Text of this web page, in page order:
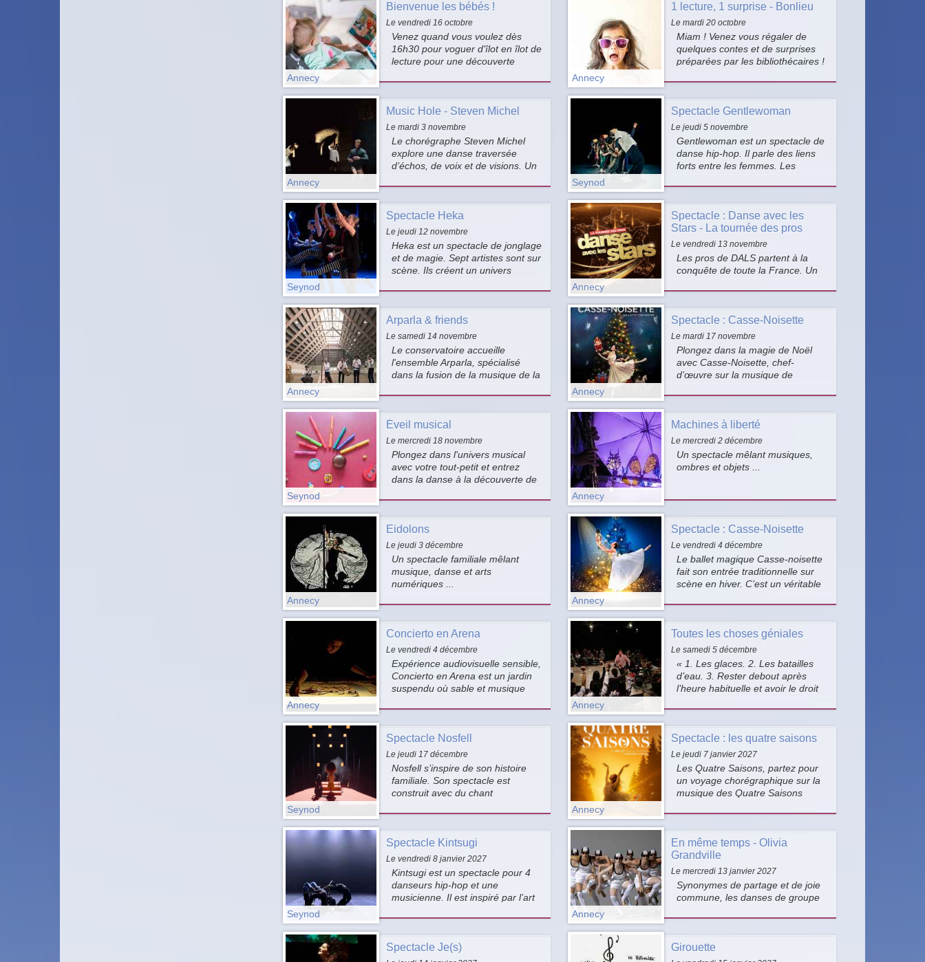
libertés individuelles, organisent
un bal explosif.
Annecy
Bienvenue les bébés !
Le vendredi 16 octobre
Venez quand vous voulez dès
16h30 pour voguer d'îlot en îlot de
lecture pour une découverte
à vivre à 2, parent/enfant.
Annecy
1 lecture, 1 surprise - Bonlieu
Le mardi 20 octobre
Miam ! Venez vous régaler de
quelques contes et de surprises
préparées par les bibliothécaires !
parents) à partir de 4 ans.
Annecy
Music Hole - Steven Michel
Le mardi 3 novembre
Le chorégraphe Steven Michel
explore une danse traversée
d’échos, de voix et de visions. Un
dans notre psyché et nos
croyances, subtilement mâtiné
d’espièglerie et de références au
cinéma fantastique.
Seynod
Spectacle Gentlewoman
Le jeudi 5 novembre
Gentlewoman est un spectacle de
danse hip-hop. Il parle des liens
forts entre les femmes. Les
deux ou en groupe.
Seynod
Spectacle Heka
Le jeudi 12 novembre
Heka est un spectacle de jonglage
et de magie. Sept artistes sont sur
scène. Ils créent un univers
Annecy
Spectacle : Danse avec les
Stars - La tournée des pros
Le vendredi 13 novembre
Les pros de DALS partent à la
conquête de toute la France. Un
qui vous embarque dans leur
univers comme jamais vous ne
l’avez vécu.
Annecy
Arparla & friends
Le samedi 14 novembre
Le conservatoire accueille
l'ensemble Arparla, spécialisé
dans la fusion de la musique de la
l'improvisation.
Annecy
Spectacle : Casse-Noisette
Le mardi 17 novembre
Plongez dans la magie de Noël
avec Casse-Noisette, chef-
d’œuvre sur la musique de
d’après la chorégraphie d’Ivanov
interprétée par le Paris Ballet
Theater.
Seynod
Éveil musical
Le mercredi 18 novembre
Plongez dans l'univers musical
avec votre tout-petit et entrez
dans la danse à la découverte de
sonores en tous genres !
Annecy
Machines à liberté
Le mercredi 2 décembre
Un spectacle mêlant musiques,
ombres et objets ...
Annecy
Eidolons
Le jeudi 3 décembre
Un spectacle familiale mêlant
musique, danse et arts
numériques ...
Annecy
Spectacle : Casse-Noisette
Le vendredi 4 décembre
Le ballet magique Casse-noisette
fait son entrée traditionnelle sur
scène en hiver. C’est un véritable
chorégraphique !
Annecy
Concierto en Arena
Le vendredi 4 décembre
Expérience audiovisuelle sensible,
Concierto en Arena est un jardin
suspendu où sable et musique
poétique.
Annecy
Toutes les choses géniales
Le samedi 5 décembre
« 1. Les glaces. 2. Les batailles
d’eau. 3. Rester debout après
l’heure habituelle et avoir le droit
Seynod
Spectacle Nosfell
Le jeudi 17 décembre
Nosfell s’inspire de son histoire
familiale. Son spectacle est
construit avec du chant
Annecy
Spectacle : les quatre saisons
Le jeudi 7 janvier 2027
Les Quatre Saisons, partez pour
un voyage chorégraphique sur la
musique des Quatre Saisons
spectacle pour toute la famille, à
ne pas manquer !
Seynod
Spectacle Kintsugi
Le vendredi 8 janvier 2027
Kintsugi est un spectacle pour 4
danseurs hip-hop et une
musicienne. Il est inspiré par l’art
Annecy
En même temps - Olivia
Grandville
Le mercredi 13 janvier 2027
Synonymes de partage et de joie
commune, les danses de groupe
plateaux, dans l’espace public et
sur les réseaux sociaux. L’unisson
est désormais entré dans l’ère du
2.0 !
Spectacle Je(s) Girouette